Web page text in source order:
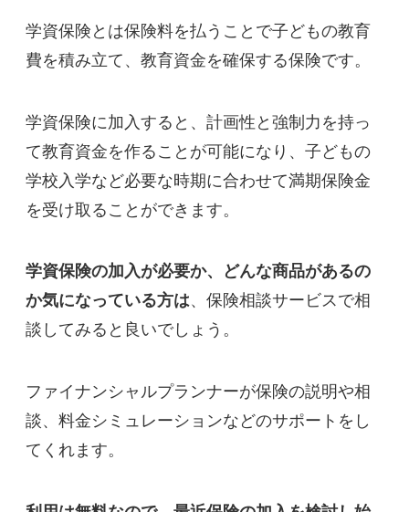
学資保険とは保険料を払うことで子どもの教育
費を積み立て、教育資金を確保する保険です。
学資保険に加入すると、計画性と強制力を持っ
て教育資金を作ることが可能になり、子どもの
学校入学など必要な時期に合わせて満期保険金
を受け取ることができます。
学資保険の加入が必要か、どんな商品があるの
か気になっている方は、保険相談サービスで相
談してみると良いでしょう。
ファイナンシャルプランナーが保険の説明や相
談、料金シミュレーションなどのサポートをし
てくれます。